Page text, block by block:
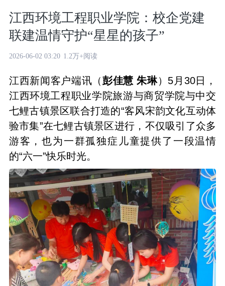
江西环境工程职业学院：校企党建
联建温情守护“星星的孩子”
2026-06-02 03:20 1.2万+阅读
江西新闻客户端讯（彭佳慧 朱琳）5月30日，
江西环境工程职业学院旅游与商贸学院与中交
七鲤古镇景区联合打造的“客风宋韵文化互动体
验市集”在七鲤古镇景区进行，不仅吸引了众多
游客，也为一群孤独症儿童提供了一段温情
的“六一”快乐时光。